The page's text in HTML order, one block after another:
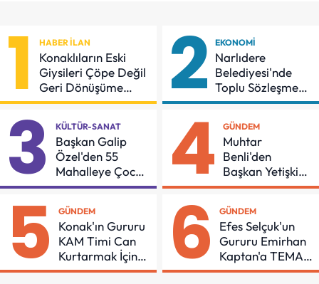
1 HABER İLAN
Konaklıların Eski
Giysileri Çöpe Değil
Geri Dönüşüme
Gidiyor
2 EKONOMI
Narlıdere
Belediyesi'nde
Toplu Sözleşmeye
İmzalar Atıldı
3 KÜLTÜR-SANAT
Başkan Galip
Özel'den 55
Mahalleye Çocuk
Şenliği
4 GÜNDEM
Muhtar
Benli'den
Başkan Yetişkin'e
Teşekkür
5 GÜNDEM
Konak'ın Gururu
KAM Timi Can
Kurtarmak İçin
Demir Aldı
6 GÜNDEM
Efes Selçuk'un
Gururu Emirhan
Kaptan'a TEMA
Vakfı Bağışıyla